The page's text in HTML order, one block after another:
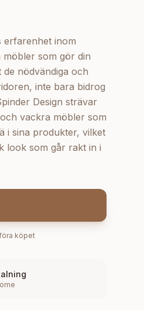
erfarenhet inom
som gör din
nödvändiga och
inte bara bidrog
Design strävar
vackra möbler som
i sina produkter, vilket
look som går rakt in i
köpet